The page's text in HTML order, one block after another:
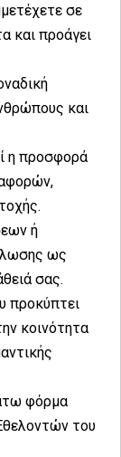
σε
και προάγει
και
η προσφορά
ή
ως
σας.
προκύπτει
κοινότητα
φόρμα
του